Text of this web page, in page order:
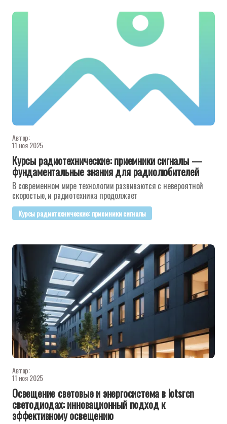
Автор:
11 ноя 2025
Курсы радиотехнические: приемники сигналы —
фундаментальные знания для радиолюбителей
В современном мире технологии развиваются с невероятной
скоростью, и радиотехника продолжает
Курсы радиотехнические: приемники сигналы
Автор:
11 ноя 2025
Освещение световые и энергосистема в lotsrcn
светодиодах: инновационный подход к
эффективному освещению